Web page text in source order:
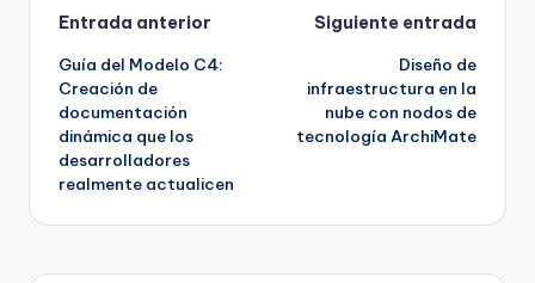
Navegación
de
entradas
Entrada anterior
Guía del Modelo C4:
Creación de
documentación
dinámica que los
desarrolladores
realmente actualicen
Siguiente entrada
Diseño de
infraestructura en la
nube con nodos de
tecnología ArchiMate